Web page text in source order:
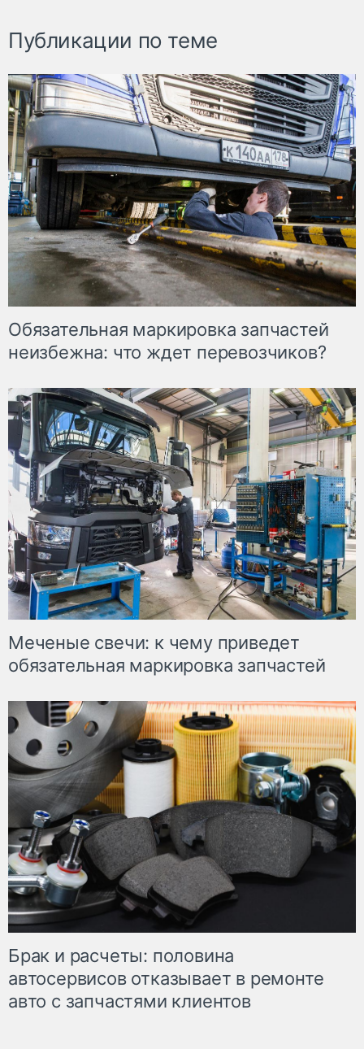
Публикации по теме
Обязательная маркировка запчастей
неизбежна: что ждет перевозчиков?
Меченые свечи: к чему приведет
обязательная маркировка запчастей
Брак и расчеты: половина
автосервисов отказывает в ремонте
авто с запчастями клиентов